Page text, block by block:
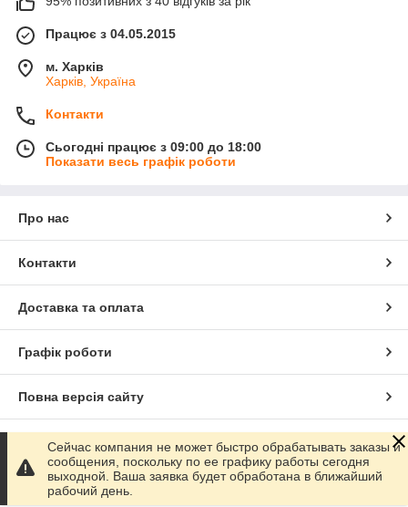
Працює з 04.05.2015
м. Харків
Харків, Україна
Контакти
Сьогодні працює з 09:00 до 18:00
Показати весь графік роботи
Про нас
Контакти
Доставка та оплата
Графік роботи
Повна версія сайту
Сайт створено на маркетплейсі Prom.ua
Політика конфіденційності
Сейчас компания не может быстро обрабатывать заказы и
сообщения, поскольку по ее графику работы сегодня
выходной. Ваша заявка будет обработана в ближайший
рабочий день.